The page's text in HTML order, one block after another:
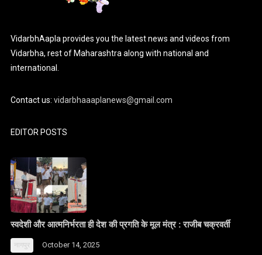
VidarbhAapla provides you the latest news and videos from
Vidarbha, rest of Maharashtra along with national and
international.
Contact us:vidarbhaaaplanews@gmail.com
EDITOR POSTS
स्वदेशी और आत्मनिर्भरता ही देश की प्रगति के मूल मंत्र : राजीब चक्रवर्ती
नागपुर October 14, 2025